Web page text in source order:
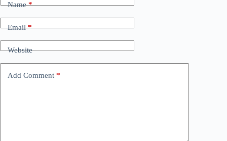
Name*
Email*
Website
Add Comment *